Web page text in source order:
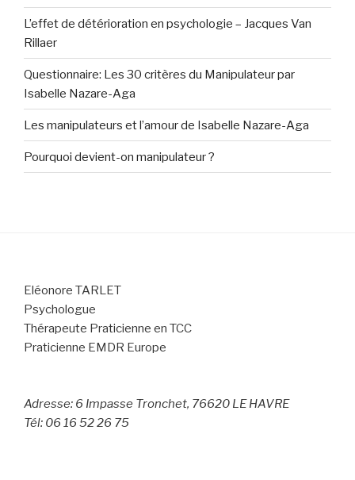
L’effet de détérioration en psychologie – Jacques Van
Rillaer
Questionnaire: Les 30 critères du Manipulateur par
Isabelle Nazare-Aga
Les manipulateurs et l’amour de Isabelle Nazare-Aga
Pourquoi devient-on manipulateur ?
Eléonore TARLET
Psychologue
Thérapeute Praticienne en TCC
Praticienne EMDR Europe
Adresse: 6 Impasse Tronchet, 76620 LE HAVRE
Tél: 06 16 52 26 75